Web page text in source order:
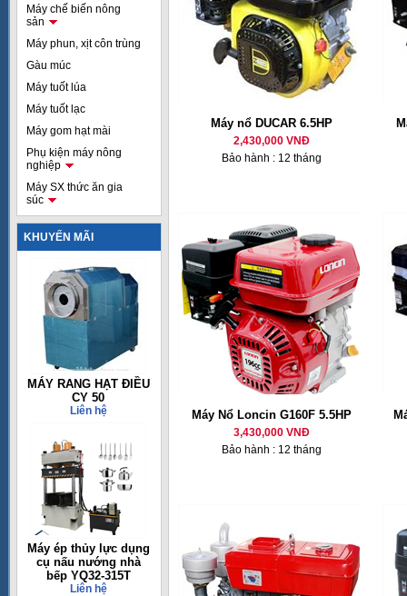
Máy chế biến nông
sản
Máy phun, xịt côn trùng
Gàu múc
Máy tuốt lúa
Máy tuốt lạc
Máy gom hạt mài
Phụ kiện máy nông
nghiệp
Máy SX thức ăn gia
súc
KHUYẾN MÃI
MÁY RANG HẠT ĐIỀU
CY 50
Liên hệ
Máy ép thủy lực dụng
cụ nấu nướng nhà
bếp YQ32-315T
Liên hệ
Máy nổ DUCAR 6.5HP
2,430,000 VNĐ
Bảo hành : 12 tháng
Máy Nổ Loncin G160F 5.5HP
3,430,000 VNĐ
Bảo hành : 12 tháng